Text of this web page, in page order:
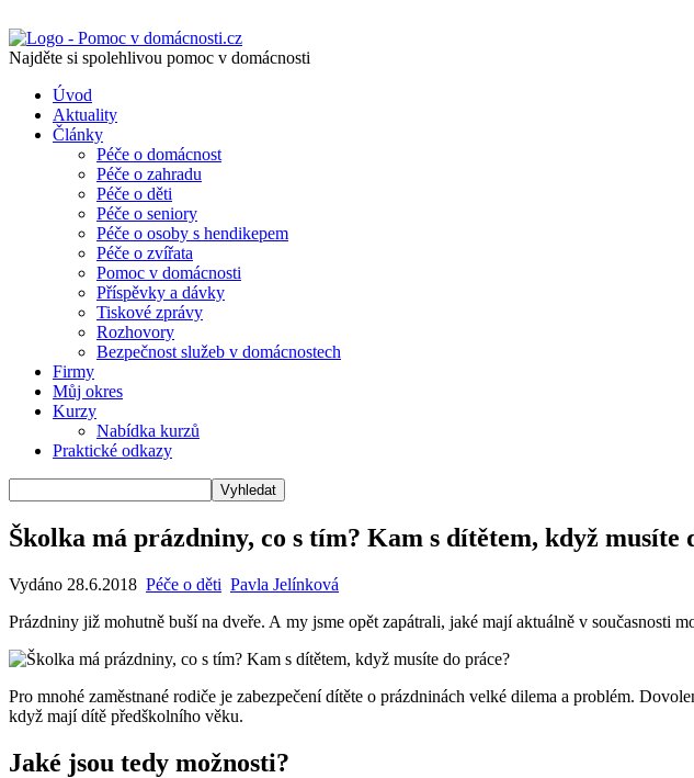
Najděte si spolehlivou pomoc v domácnosti
Úvod
Aktuality
Články
Péče o domácnost
Péče o zahradu
Péče o děti
Péče o seniory
Péče o osoby s hendikepem
Péče o zvířata
Pomoc v domácnosti
Příspěvky a dávky
Tiskové zprávy
Rozhovory
Bezpečnost služeb v domácnostech
Firmy
Můj okres
Kurzy
Nabídka kurzů
Praktické odkazy
Školka má prázdniny, co s tím? Kam s dítětem, když musíte
Vydáno 28.6.2018 Péče o děti Pavla Jelínková
Prázdniny již mohutně buší na dveře. A my jsme opět zapátrali, jaké mají aktuálně v současnosti
Pro mnohé zaměstnané rodiče je zabezpečení dítěte o prázdninách velké dilema a problém.
když mají dítě předškolního věku.
Jaké jsou tedy možnosti?